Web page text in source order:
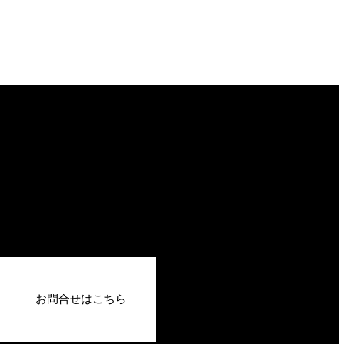
お問合せはこちら